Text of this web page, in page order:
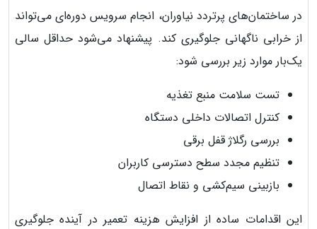
در ساختمان‌های پرتردد نیاوران، انجام سرویس دوره‌ای می‌تواند
از خرابی ناگهانی جلوگیری کند. پیشنهاد می‌شود حداقل سالی
یک‌بار موارد زیر بررسی شود:
تست سلامت منبع تغذیه
کنترل اتصالات داخلی دستگاه
بررسی رگلاژ قفل برقی
تنظیم مجدد سطح دسترسی کاربران
بازبینی سیم‌کشی و نقاط اتصال
این اقدامات ساده از افزایش هزینه تعمیر در آینده جلوگیری